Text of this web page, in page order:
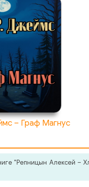
– Граф Магнус
"Репницын Алексей –